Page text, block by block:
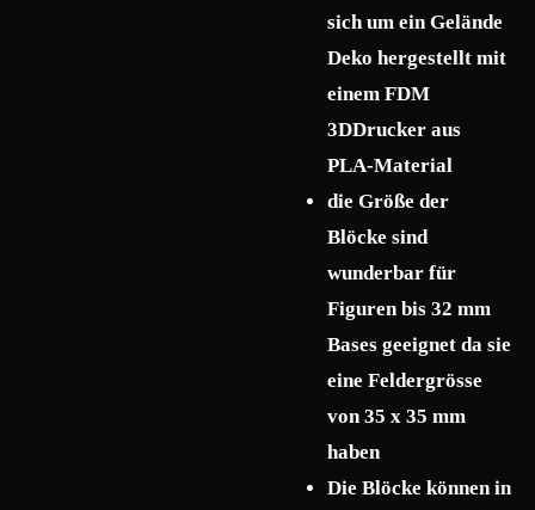
sich um ein Gelände
Deko hergestellt mit
einem FDM
3DDrucker aus
PLA-Material
die Größe der
Blöcke sind
wunderbar für
Figuren bis 32 mm
Bases geeignet da sie
eine Feldergrösse
von 35 x 35 mm
haben
Die Blöcke können in